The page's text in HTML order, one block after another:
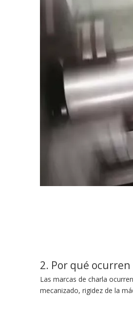
2. Por qué
Las marcas de charla
mecanizado, rigidez de la